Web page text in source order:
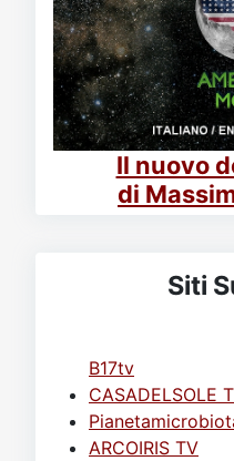
Il nuovo
di
Siti
B17tv
CASADELSOLE
ARCOIRIS TV